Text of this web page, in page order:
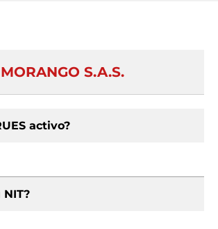
MORANGO S.A.S.
activo?
NIT?